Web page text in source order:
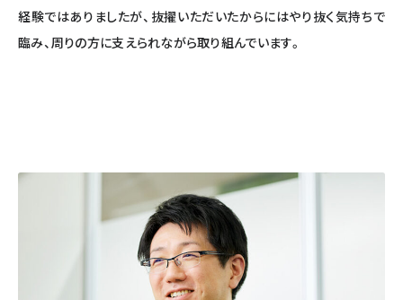
経験ではありましたが、抜擢いただいたからにはやり抜く気持ちで
臨み、周りの方に支えられながら取り組んでいます。